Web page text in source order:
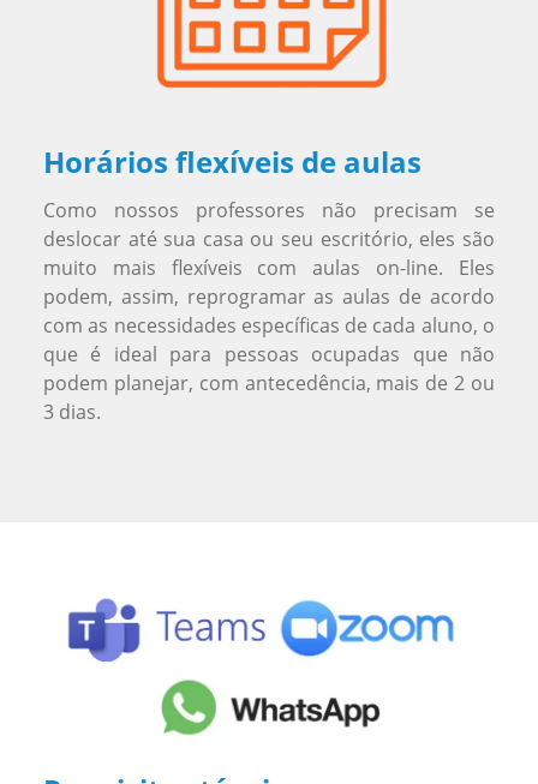
Horários flexíveis de aulas
Como nossos professores não precisam se
deslocar até sua casa ou seu escritório, eles são
muito mais flexíveis com aulas on-line. Eles
podem, assim, reprogramar as aulas de acordo
com as necessidades específicas de cada aluno, o
que é ideal para pessoas ocupadas que não
podem planejar, com antecedência, mais de 2 ou
3 dias.